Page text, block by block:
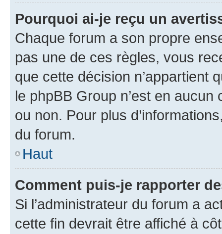
Pourquoi ai-je reçu un
Chaque forum a son propre
pas une de ces règles, vous
que cette décision n’appartient
le phpBB Group n’est en
ou non. Pour plus
du forum.
Haut
Comment puis-je rapporter
Si l’administrateur du forum a
cette fin devrait être affiché à